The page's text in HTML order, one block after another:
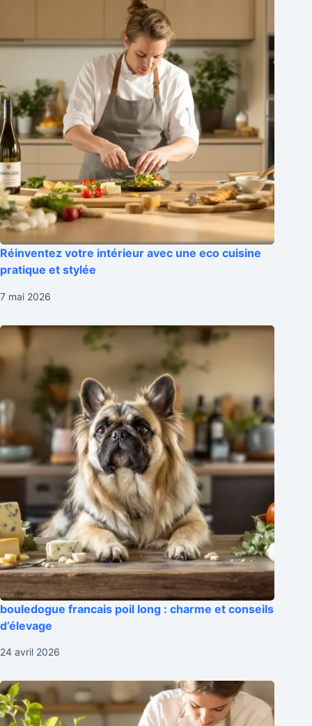
Réinventez votre intérieur avec une eco cuisine
pratique et stylée
7 mai 2026
bouledogue francais poil long : charme et conseils
d’élevage
24 avril 2026